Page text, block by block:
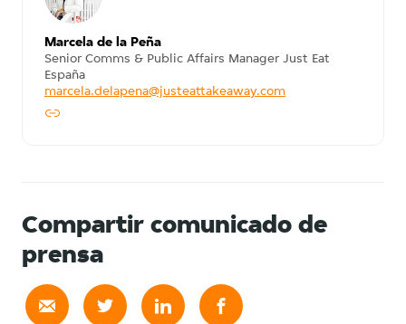
Marcela de la Peña
Senior Comms & Public Affairs Manager Just Eat
España
marcela.delapena@justeattakeaway.com
Compartir comunicado de
prensa